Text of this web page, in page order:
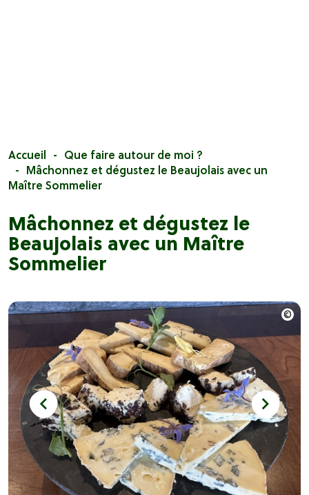
Accueil
Que faire autour de moi ?
Mâchonnez et dégustez le Beaujolais avec un
Maître Sommelier
Mâchonnez et dégustez le
Beaujolais avec un Maître
Sommelier